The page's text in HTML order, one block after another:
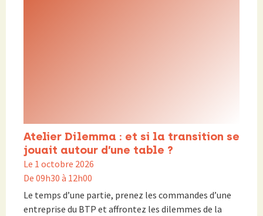
Atelier Dilemma : et si la transition se
jouait autour d’une table ?
Le 1 octobre 2026
De 09h30 à 12h00
Le temps d’une partie, prenez les commandes d’une
entreprise du BTP et affrontez les dilemmes de la